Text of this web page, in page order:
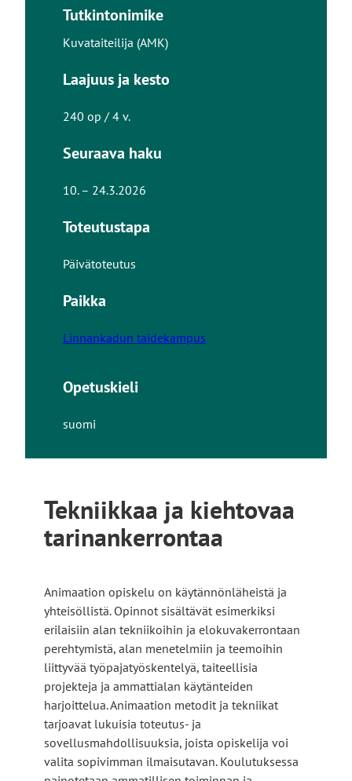
Tutkintonimike
Kuvataiteilija (AMK)
Laajuus ja kesto
240 op / 4 v.
Seuraava haku
10. – 24.3.2026
Toteutustapa
Päivätoteutus
Paikka
Linnankadun taidekampus
Opetuskieli
suomi
Tekniikkaa ja kiehtovaa
tarinankerrontaa
Animaation opiskelu on käytännönläheistä ja
yhteisöllistä. Opinnot sisältävät esimerkiksi
erilaisiin alan tekniikoihin ja elokuvakerrontaan
perehtymistä, alan menetelmiin ja teemoihin
liittyvää työpajatyöskentelyä, taiteellisia
projekteja ja ammattialan käytänteiden
harjoittelua. Animaation metodit ja tekniikat
tarjoavat lukuisia toteutus- ja
sovellusmahdollisuuksia, joista opiskelija voi
valita sopivimman ilmaisutavan. Koulutuksessa